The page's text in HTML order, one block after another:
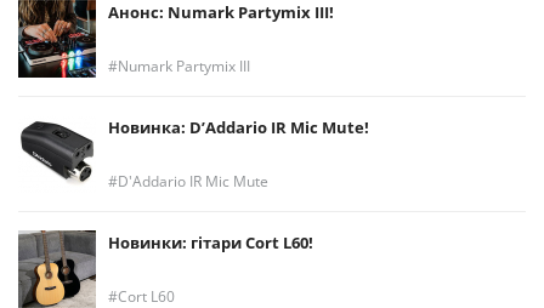
Анонс: Numark Partymix III!
Numark Partymix III
Новинка: D’Addario IR Mic Mute!
D'Addario IR Mic Mute
Новинки: гітари Cort L60!
Cort L60